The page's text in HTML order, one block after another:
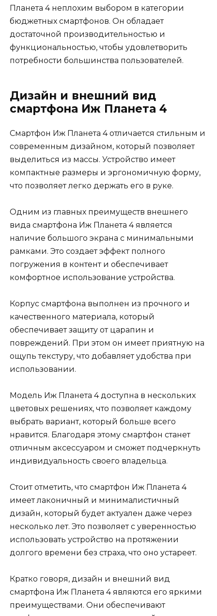
Планета 4 неплохим выбором в категории
бюджетных смартфонов. Он обладает
достаточной производительностью и
функциональностью, чтобы удовлетворить
потребности большинства пользователей.
Дизайн и внешний вид
смартфона Иж Планета 4
Смартфон Иж Планета 4 отличается стильным и
современным дизайном, который позволяет
выделиться из массы. Устройство имеет
компактные размеры и эргономичную форму,
что позволяет легко держать его в руке.
Одним из главных преимуществ внешнего
вида смартфона Иж Планета 4 является
наличие большого экрана с минимальными
рамками. Это создает эффект полного
погружения в контент и обеспечивает
комфортное использование устройства.
Корпус смартфона выполнен из прочного и
качественного материала, который
обеспечивает защиту от царапин и
повреждений. При этом он имеет приятную на
ощупь текстуру, что добавляет удобства при
использовании.
Модель Иж Планета 4 доступна в нескольких
цветовых решениях, что позволяет каждому
выбрать вариант, который больше всего
нравится. Благодаря этому смартфон станет
отличным аксессуаром и сможет подчеркнуть
индивидуальность своего владельца.
Стоит отметить, что смартфон Иж Планета 4
имеет лаконичный и минималистичный
дизайн, который будет актуален даже через
несколько лет. Это позволяет с уверенностью
использовать устройство на протяжении
долгого времени без страха, что оно устареет.
Кратко говоря, дизайн и внешний вид
смартфона Иж Планета 4 являются его яркими
преимуществами. Они обеспечивают